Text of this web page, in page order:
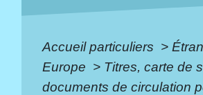
Accueil particuliers >
Europe > Titres, carte de
documents de circulation